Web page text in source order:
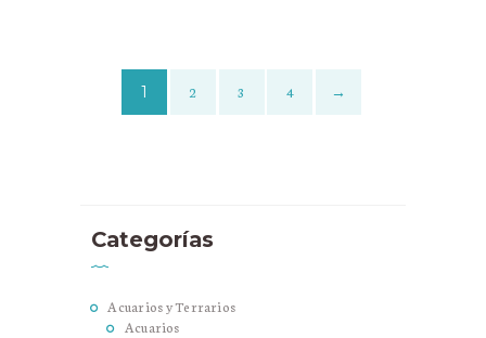
1 2 3 4 →
Categorías
Acuarios y Terrarios
Acuarios